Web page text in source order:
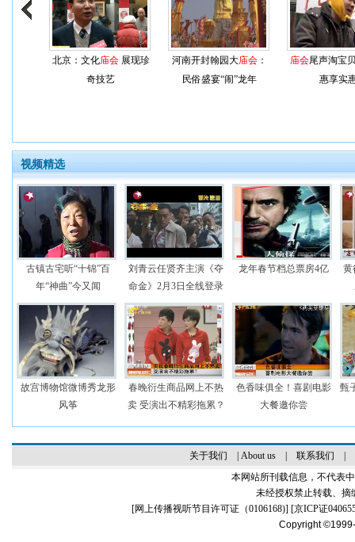
北京：文化庙会展现珍
奇技艺
河南开封翰园大庙会 ：
民俗盛宴“闹”龙年
庙会尾声淘宝
惠享实
视频精选
古镇古宅听“十锦”百
年“神曲”今又闻
刘青云任贤齐主演《夺
命金》2月3日全线登录
龙年春节档总票房4亿
黄
故宫博物馆微博秀龙形
风筝
春晚衍生商品网上不热
卖 受演出不精彩拖累？
色香味俱全！喜剧电影
大餐邀你尝
甄
关于我们 About us| 联系我们
本网站所刊载信息，不代表
未经授权禁止转载、摘
[网上传播视听节目许可证（0106168)] [京ICP证
Copyright